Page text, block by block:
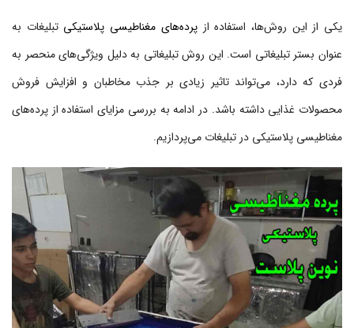
یکی از این روش‌ها، استفاده از پرده‌های مغناطیسی پلاستیکی تبلیغات به
عنوان بستر تبلیغاتی است. این روش تبلیغاتی به دلیل ویژگی‌های منحصر به
فردی که دارد، می‌تواند تاثیر زیادی بر جذب مخاطبان و افزایش فروش
محصولات غذایی داشته باشد. در ادامه به بررسی مزایای استفاده از پرده‌های
مغناطیسی پلاستیکی در تبلیغات می‌پردازیم.